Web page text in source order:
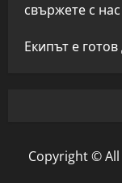
свържете с
Екипът е
Copyright ©